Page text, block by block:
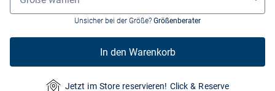
Unsicher bei der Größe? Größenberater
In den Warenkorb
Jetzt im Store reservieren! Click & Reserve